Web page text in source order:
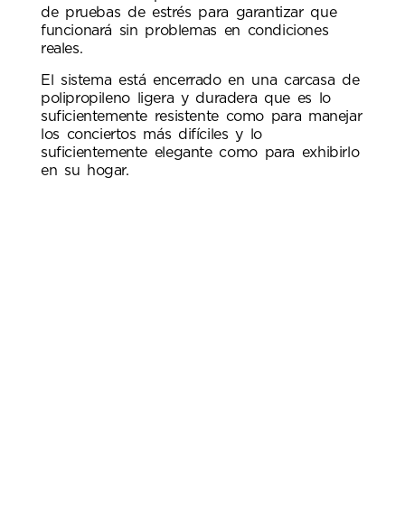
de pruebas de estrés para garantizar que
funcionará sin problemas en condiciones
reales.
El sistema está encerrado en una carcasa de
polipropileno ligera y duradera que es lo
suficientemente resistente como para manejar
los conciertos más difíciles y lo
suficientemente elegante como para exhibirlo
en su hogar.